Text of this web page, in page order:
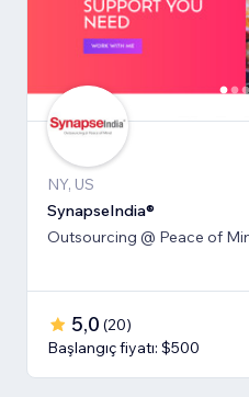
NY, US
SynapseIndia®
Outsourcing @ Peace of
5,0 (20)
Başlangıç fiyatı: $500